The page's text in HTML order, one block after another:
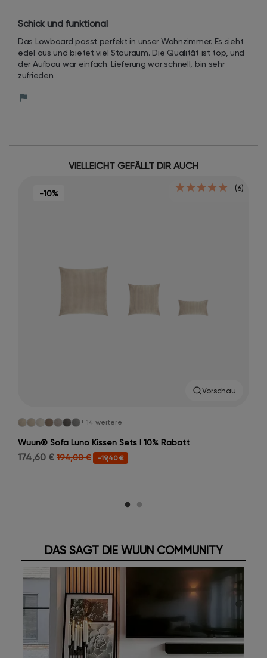
Schick und funktional
Das Lowboard passt perfekt in unser Wohnzimmer. Es sieht
edel aus und bietet viel Stauraum. Die Qualität ist top, und
der Aufbau war einfach. Lieferung war schnell, bin sehr
zufrieden.
VIELLEICHT GEFÄLLT DIR AUCH
-10%
Vorschau
+ 14 weitere
Wuun® Sofa Luno Kissen Sets I 10% Rabatt
174,60 € 194,00 € -19,40 €
(6)
DAS SAGT DIE WUUN COMMUNITY